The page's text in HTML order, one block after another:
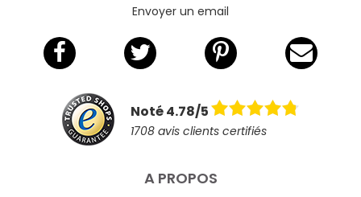
Envoyer un email
Noté 4.78/5
1708 avis clients certifiés
A PROPOS